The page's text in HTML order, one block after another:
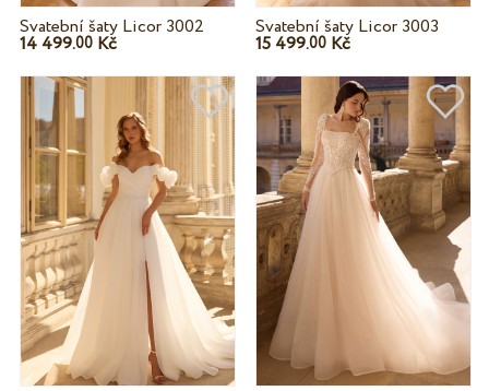
Svatební šaty Licor 3002
14 499.00Kč
Svatební šaty Licor 3003
15 499.00 Kč